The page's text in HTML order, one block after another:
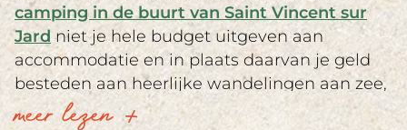
meer lezen
camping in de buurt van Saint Vincent sur
Jard niet je hele budget uitgeven aan
accommodatie en in plaats daarvan je geld
besteden aan heerlijke wandelingen aan zee,
restaurantavonden en familiebezoekjes?